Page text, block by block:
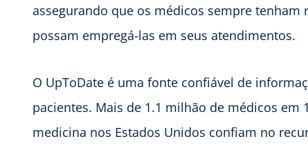
assegurando que os médicos sempre
possam empregá-las em seus atendimentos.
O UpToDate é uma fonte confiável de
pacientes. Mais de 1.1 milhão de médicos em
medicina nos Estados Unidos confiam no